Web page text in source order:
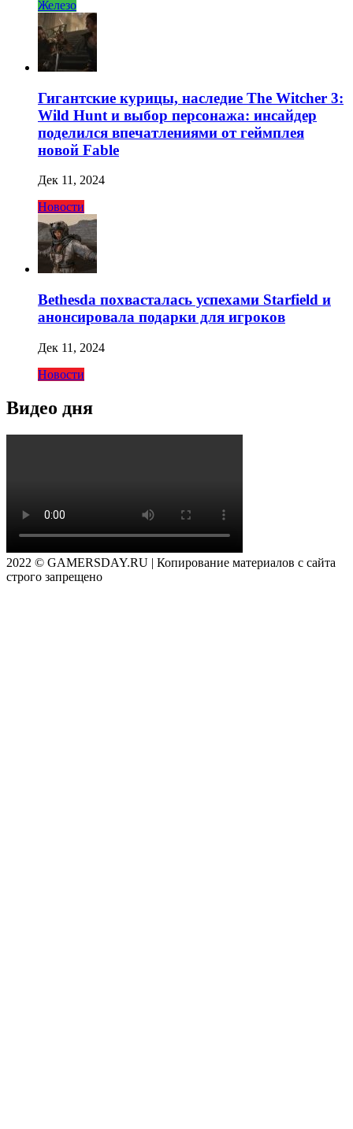
Железо
Гигантские курицы, наследие The Witcher 3:
Wild Hunt и выбор персонажа: инсайдер
поделился впечатлениями от геймплея
новой Fable
Дек 11, 2024
Новости
Bethesda похвасталась успехами Starfield и
анонсировала подарки для игроков
Дек 11, 2024
Новости
Видео дня
2022 © GAMERSDAY.RU | Копирование материалов с сайта
строго запрещено